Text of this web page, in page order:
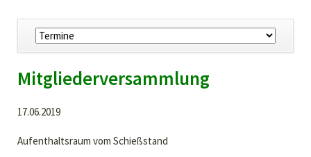
Navigation
überspringen
Mitgliederversammlung
17.06.2019
Aufenthaltsraum vom Schießstand